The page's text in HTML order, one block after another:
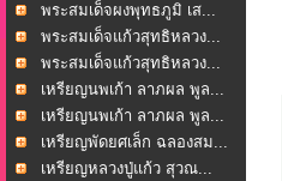
พระสมเด็จผงพุทธภูมิ เส...
พระสมเด็จแก้วสุทธิหลวง...
พระสมเด็จแก้วสุทธิหลวง...
เหรียญนพเก้า ลาภผล พูล...
เหรียญนพเก้า ลาภผล พูล...
เหรียญพัดยศเล็ก ฉลองสม...
เหรียญหลวงปู่แก้ว สุวณ...